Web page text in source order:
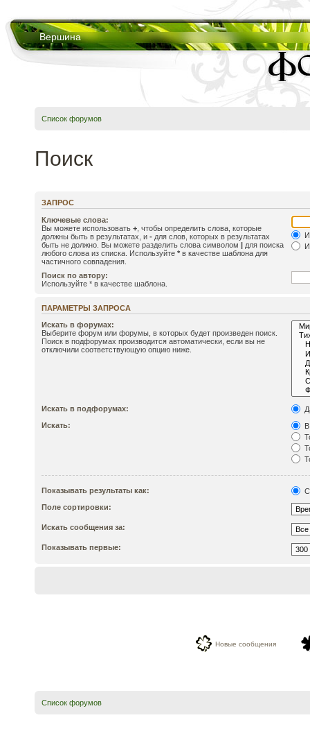
Вершина
Список форумов
Поиск
ЗАПРОС
Ключевые слова:
Вы можете использовать + , чтобы определить слова, которые
должны быть в результатах, и - для слов, которых в результатах
быть не должно. Вы можете разделить слова символом | для поиска
любого слова из списка. Используйте * в качестве шаблона для
частичного совпадения.
Поиск по автору:
Используйте * в качестве шаблона.
ПАРАМЕТРЫ ЗАПРОСА
Искать в форумах:
Выберите форум или форумы, в которых будет произведен поиск.
Поиск в подфорумах производится автоматически, если вы не
отключили соответствующую опцию ниже.
Искать в подфорумах:
Искать:
Показывать результаты как:
Поле сортировки:
Искать сообщения за:
Показывать первые:
Новые сообщения
Список форумов